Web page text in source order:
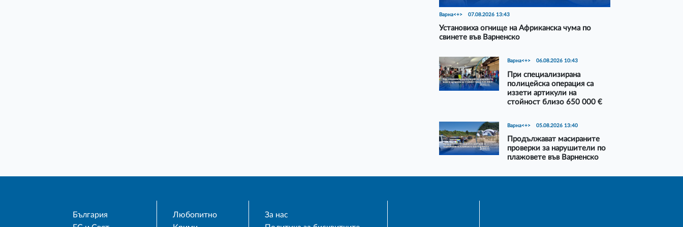
Варна<+> 07.08.2026 13:43
Установиха огнище на Африканска чума по
свинете във Варненско
Варна<+> 06.08.2026 10:43
При специализирана
полицейска операция са
иззети артикули на
стойност близо 650 000 €
Варна<+> 05.08.2026 13:40
Продължават масираните
проверки за нарушители по
плажовете във Варненско
България
Любопитно
За нас